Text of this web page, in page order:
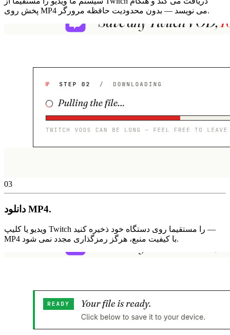
پخش روی MP4 می نویسد — بدون محدودیت حافظه مرورگر.
03
دانلود MP4.
ویدیو یا کلیپ Twitch را مستقیما روی دستگاه خود ذخیره کنید —
MP4 با کیفیت منبع، هرگز رمزگذاری مجدد نمی شود.